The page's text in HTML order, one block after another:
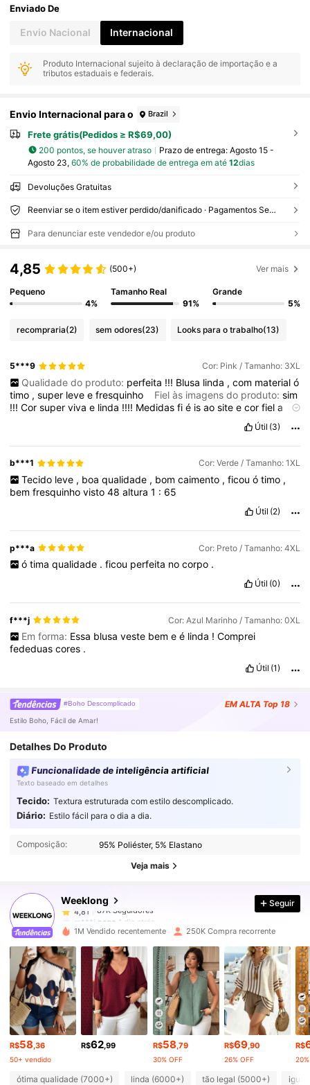
Enviado De
Envio Nacional Internacional
Produto Internacional sujeito à declaração de importação e a
tributos estaduais e federais.
Envio Internacional para o Brazil
Frete grátis(Pedidos ≥ R$69,00)
200 pontos, se houver atraso Prazo de entrega: Agosto 15 -
Agosto 23, 60% de probabilidade de entrega em até 12dias
Devoluções Gratuitas
Reenviar se o item estiver perdido/danificado · Pagamentos Seguros · Proteção de privacidade
Para denunciar este vendedor e/ou produto
4,85 (500+) Ver mais
Pequeno
4%
Tamanho Real
91%
Grande
5%
recompraria(2) sem odores(23) Looks para o trabalho(13)
5***9 Cor: Pink / Tamanho: 3XL
Qualidade do produto: perfeita !!! Blusa linda , com material ó
timo ,super leveefresquinho Fiel às imagens do produto:sim
!!!Corsupervivae linda !!!! Medidasfié isaositeecorfiela
Descrição do cheiro:
Útil (3)
b***1 Cor: Verde / Tamanho: 1XL
Tecido leve , boa qualidade , bom caimento , ficou ó timo ,
bemfresquinhovisto48altura1 : 65
Útil (2)
p***a Cor: Preto / Tamanho: 4XL
ó tima qualidade . ficou perfeita no corpo .
Útil (0)
f***j Cor: Azul Marinho / Tamanho: 0XL
Em forma: Essa blusa veste bem e é linda ! Comprei
fededuascores .
Útil (1)
#Boho Descomplicado EM ALTA Top 18
Estilo Boho, Fácil de Amar!
Detalhes Do Produto
Funcionalidade de inteligência artificial
Texto baseado em detalhes
Tecido: Textura estruturada com estilo descomplicado.
Diário: Estilo fácil para o dia a dia.
Composição: 95% Poliéster, 5% Elastano
Veja mais
Weeklong
4,81 87K Seguidores
87K Seguidores
4,81
87K Seguidores
m***i
pago1 dia atrás
4,81 87K Seguidores
4,81 87K Seguidores
4,81 87K Seguidores
4,81 87K Seguidores
Seguir
1M Vendido recentemente 250K Compra recorrente
R$58 ,36
50+ vendido
R$62 ,99 R$58 ,79
30% OFF
R$69,90
26% OFF
R$
ótima qualidade (7000+) linda (6000+) tão legal (5000+) igual